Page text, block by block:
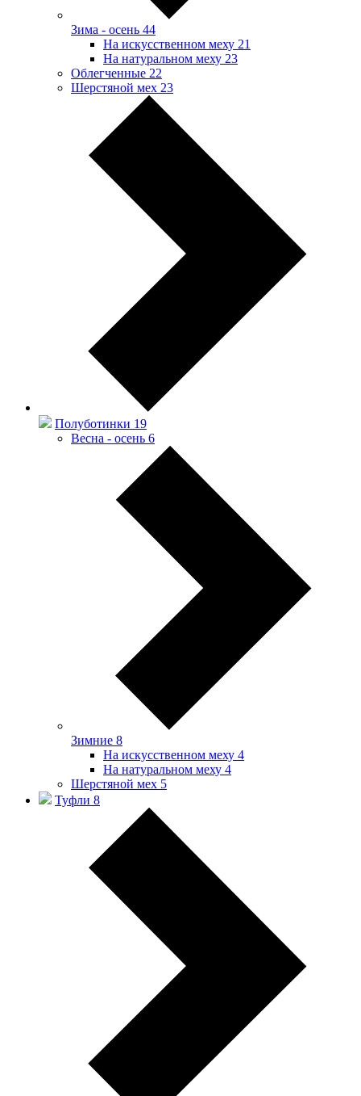
Зима - осень 44
На искусственном меху 21
На натуральном меху 23
Облегченные 22
Шерстяной мех 23
Полуботинки 19
Весна - осень 6
Зимние 8
На искусственном меху 4
На натуральном меху 4
Шерстяной мех 5
Туфли 8